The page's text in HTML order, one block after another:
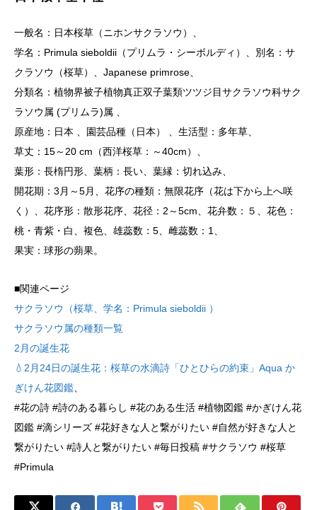
一般名：日本桜草（ニホンサクラソウ）、
学名：Primula sieboldii（プリムラ・シーボルディ）、別名：サ
クラソウ（桜草）、Japanese primrose、
分類名：植物界被子植物真正双子葉類ツツジ目サクラソウ科サク
ラソウ属 (プリムラ)属 、
原産地：日本 、園芸品種（日本） 、生活型：多年草、
草丈：15～20 cm（西洋桜草：～40cm）、
葉形：長楕円形、葉柄：長い、葉縁：切れ込み、
開花期：3月～5月、花序の種類：無限花序（花は下から上へ咲
く）、花序形：散形花序、花径：2～5cm、花弁数：５、花色：
桃・青紫・白、複色、雄蕊数：5、雌蕊数：1、
果実：球形の蒴果。
■関連ページ
サクラソウ（桜草、学名：Primula sieboldii ）
サクラソウ属の種類一覧
2月の誕生花
💧2月24日の誕生花：桜草の水滴詩「ひとひらの約束」Aqua か
ぎけん花図鑑
#花の詩 #詩のある暮らし #花のある生活 #植物図鑑 #かぎけん花
図鑑 #滴シリーズ #花好きな人と繋がりたい #自然が好きな人と
繋がりたい #詩人と繋がりたい #毎日投稿 #サクラソウ #桜草
#Primula